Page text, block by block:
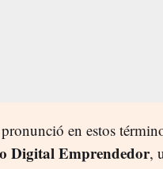
pronunció en estos
Digital Emprendedor,